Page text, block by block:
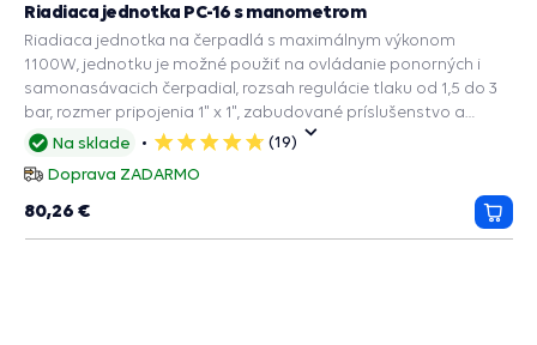
Na sklade
5
hviezdičiek
(19)
Doprava ZADARMO
Riadiaca jednotka PC-16 s manometrom
Riadiaca jednotka na čerpadlá s maximálnym výkonom
1100W, jednotku je možné použiť na ovládanie ponorných i
samonasávacich čerpadial, rozsah regulácie tlaku od 1,5 do 3
bar, rozmer pripojenia 1" x 1", zabudované príslušenstvo a
ochranné funkcie: PRESS CONTROL na čerpadlá, Manometer,
80,26 €
do